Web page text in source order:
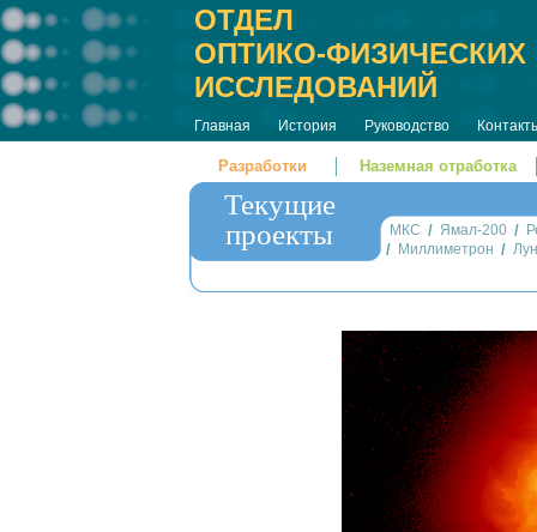
ОТДЕЛ
ОПТИКО-ФИЗИЧЕСКИХ
ИССЛЕДОВАНИЙ
Главная История Руководство
Разработки Наземная отработка
Текущие
проекты
МКС / Ямал-200 /
/ Миллиметрон /